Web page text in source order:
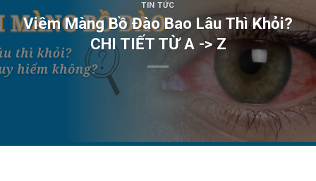
TIN TỨC
Viêm Màng Bồ Đào Bao Lâu Thì Khỏi?
CHI TIẾT TỪ A -> Z